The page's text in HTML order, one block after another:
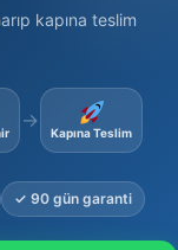
kapına teslim
→
Kapına Teslim
✓ 90 gün garanti